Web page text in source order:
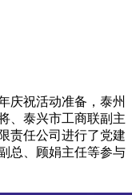
庆祝活动准备，泰州
、泰兴市工商联副主
责任公司进行了党建
总、顾娟主任等参与